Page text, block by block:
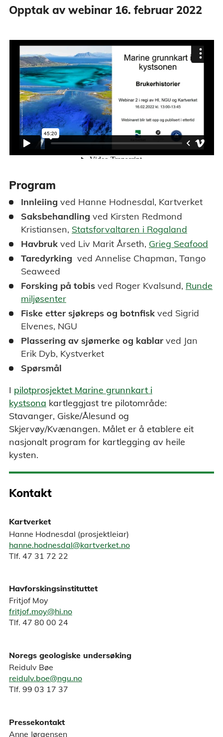
Opptak av webinar 16. februar 2022
Program
Innleiing ved Hanne Hodnesdal, Kartverket
Saksbehandling ved Kirsten Redmond
Kristiansen, Statsforvaltaren i Rogaland
Havbruk ved Liv Marit Årseth, Grieg Seafood
Taredyrking ved Annelise Chapman, Tango
Seaweed
Forsking på tobis ved Roger Kvalsund, Runde
miljøsenter
Fiske etter sjøkreps og botnfisk ved Sigrid
Elvenes, NGU
Plassering av sjømerke og kablar ved Jan
Erik Dyb, Kystverket
Spørsmål
I pilotprosjektet Marine grunnkart i
kystsona kartleggjast tre pilotområde:
Stavanger, Giske/Ålesund og
Skjervøy/Kvænangen. Målet er å etablere eit
nasjonalt program for kartlegging av heile
kysten.
Kontakt
Kartverket
Hanne Hodnesdal (prosjektleiar)
hanne.hodnesdal@kartverket.no
Tlf. 47 31 72 22
Havforskingsinstituttet
Fritjof Moy
fritjof.moy@hi.no
Tlf. 47 80 00 24
Noregs geologiske undersøking
Reidulv Bøe
reidulv.boe@ngu.no
Tlf. 99 03 17 37
Pressekontakt
Anne Jørgensen